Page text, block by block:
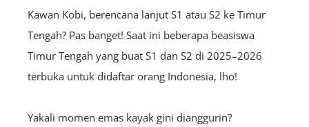
Kawan Kobi, berencana lanjut S1 atau S2 ke Timur
Tengah? Pas banget! Saat ini beberapa beasiswa
Timur Tengah yang buat S1 dan S2 di 2025–2026
terbuka untuk didaftar orang Indonesia, lho!
Yakali momen emas kayak gini dianggurin?